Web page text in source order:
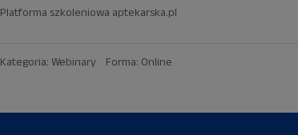
Platforma szkoleniowa aptekarska.pl
Kategoria: Webinary Forma: Online